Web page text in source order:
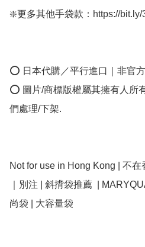
❇️更多其他手袋款：https://bit.ly/
⭕ 日本代購／平行進口｜非官
⭕ 圖片/商標版權屬其擁有人所
們處理/下架.
Not for use in Hong Kong | 不
｜別注 | 斜揹袋推薦  |
尚袋 | 大容量袋